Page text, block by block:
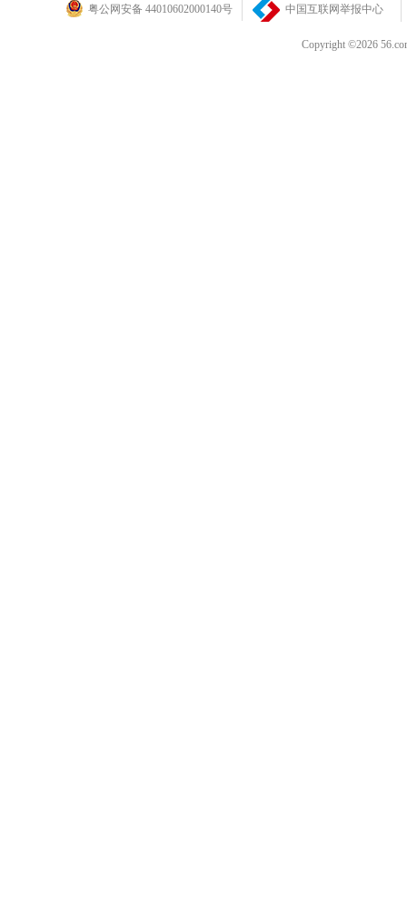
粤公网安备 44010602000140号 中国互联网举报中心
Copyright ©2026